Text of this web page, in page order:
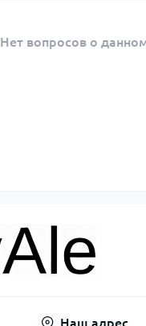
Нет вопросов о
Наш адрес